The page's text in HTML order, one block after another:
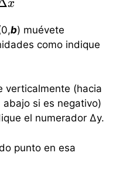
x
b) muévete
como indique
verticalmente (hacia
si es negativo)
el numerador Δy.
punto en esa